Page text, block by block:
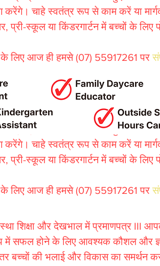
करेंगे। चाहे स्वतंत्र रूप से काम करें या
प्री-स्कूल या किंडरगार्टन में बच्चों के लिए
के लिए आज ही हमसे (07) 55917261 पर
शिक्षा और देखभाल में प्रमाणपत्र III
होने के लिए आवश्यक कौशल और ज्ञान
और विकास का समर्थन करने पर
और प्रक्रियाओं का पालन करते हुए विवेक
करेंगे। चाहे स्वतंत्र रूप से काम करें या
प्री-स्कूल या किंडरगार्टन में बच्चों के लिए
के लिए आज ही हमसे (07) 55917261 पर
शिक्षा और देखभाल में प्रमाणपत्र III
में सफल होने के लिए आवश्यक कौशल और
बच्चों की भलाई और विकास का समर्थन